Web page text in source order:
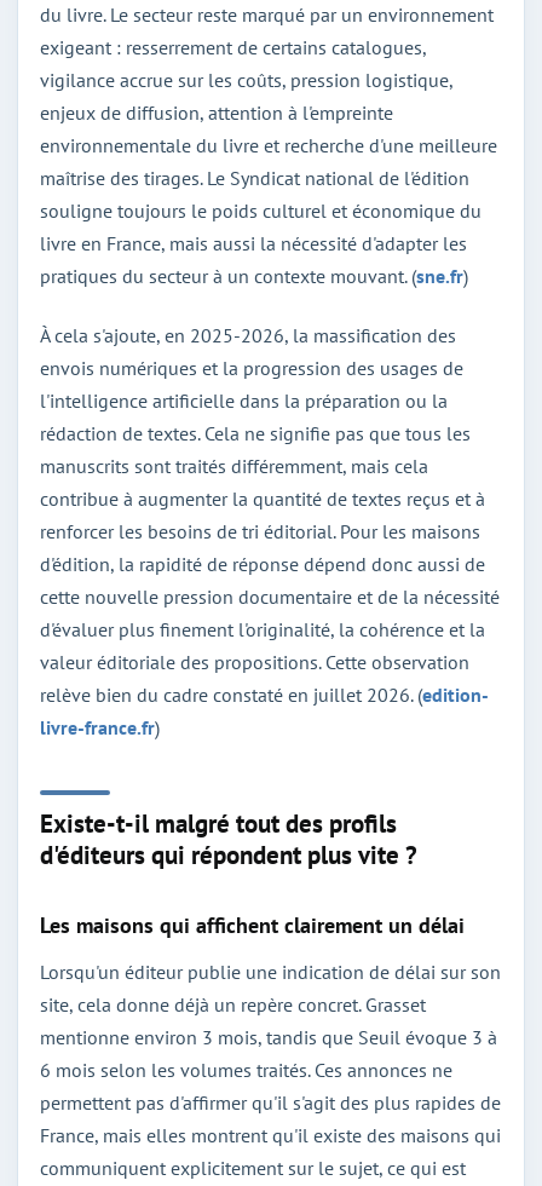
du livre. Le secteur reste marqué par un environnement
exigeant : resserrement de certains catalogues,
vigilance accrue sur les coûts, pression logistique,
enjeux de diffusion, attention à l'empreinte
environnementale du livre et recherche d'une meilleure
maîtrise des tirages. Le Syndicat national de l'édition
souligne toujours le poids culturel et économique du
livre en France, mais aussi la nécessité d'adapter les
pratiques du secteur à un contexte mouvant. (sne.fr)
À cela s'ajoute, en 2025-2026, la massification des
envois numériques et la progression des usages de
l'intelligence artificielle dans la préparation ou la
rédaction de textes. Cela ne signifie pas que tous les
manuscrits sont traités différemment, mais cela
contribue à augmenter la quantité de textes reçus et à
renforcer les besoins de tri éditorial. Pour les maisons
d'édition, la rapidité de réponse dépend donc aussi de
cette nouvelle pression documentaire et de la nécessité
d'évaluer plus finement l'originalité, la cohérence et la
valeur éditoriale des propositions. Cette observation
relève bien du cadre constaté en juillet 2026. (edition-
livre-france.fr)
Existe-t-il malgré tout des profils
d'éditeurs qui répondent plus vite ?
Les maisons qui affichent clairement un délai
Lorsqu'un éditeur publie une indication de délai sur son
site, cela donne déjà un repère concret. Grasset
mentionne environ 3 mois, tandis que Seuil évoque 3 à
6 mois selon les volumes traités. Ces annonces ne
permettent pas d'affirmer qu'il s'agit des plus rapides de
France, mais elles montrent qu'il existe des maisons qui
communiquent explicitement sur le sujet, ce qui est